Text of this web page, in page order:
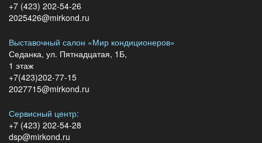
+7 (423) 202-54-26
2025426@mirkond.ru
Выставочный салон «Мир кондиционеров»
Седанка, ул. Пятнадцатая, 1Б,
1 этаж
+7(423)202-77-15
2027715@mirkond.ru
Сервисный центр:
+7 (423) 202-54-28
dsp@mirkond.ru